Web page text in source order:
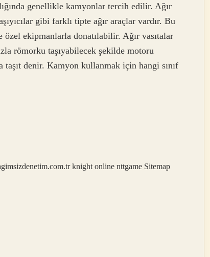
genellikle kamyonlar tercih edilir. Ağır
gibi farklı tipte ağır araçlar vardır. Bu
ekipmanlarla donatılabilir. Ağır vasıtalar
römorku taşıyabilecek şekilde motoru
denir. Kamyon kullanmak için hangi sınıf
knight online nttgame Sitemap